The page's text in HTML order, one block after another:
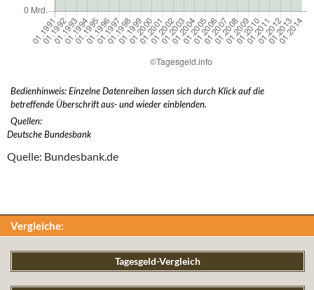
Bedienhinweis: Einzelne Datenreihen lassen sich durch Klick auf die
betreffende Überschrift aus- und wieder einblenden.
Quellen:
Deutsche Bundesbank
Quelle: Bundesbank.de
Vergleiche:
Tagesgeld-Vergleich